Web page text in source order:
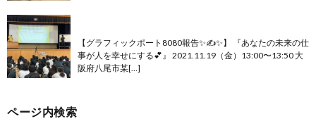
【グラフィックポート8080報告✨✍️✨】 『あなたの未来の仕
事が人を幸せにする💕』 2021.11.19（金）13:00〜13:50 大
阪府八尾市某[…]
ページ内検索